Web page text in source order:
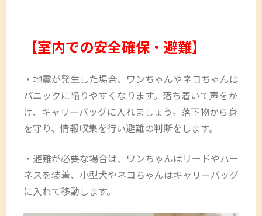
【室内での安全確保・避難】
・地震が発生した場合、ワンちゃんやネコちゃんは
パニックに陥りやすくなります。落ち着いて声をか
け、キャリーバッグに入れましょう。落下物から身
を守り、情報収集を行い避難の判断をします。
・避難が必要な場合は、ワンちゃんはリードやハー
ネスを装着、小型犬やネコちゃんはキャリーバッグ
に入れて移動します。